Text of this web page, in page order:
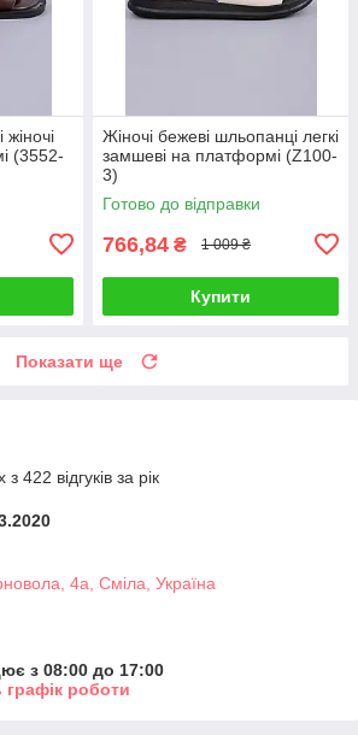
(3552-
Жіночі бежеві шльопанці легкі
замшеві на платформі (Z100-
3)
Готово до відправки
766,84 ₴ 1 009 ₴
Купити
Показати ще
422 відгуків за рік
4а, Сміла, Україна
з 08:00 до 17:00
графік роботи